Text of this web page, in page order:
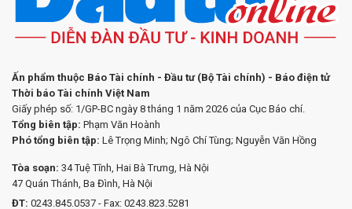
Ấn phẩm thuộc Báo Tài chính - Đầu tư (Bộ Tài chính) - Báo điện tử
Thời báo Tài chính Việt Nam
Giấy phép số: 1/GP-BC ngày 8 tháng 1 năm 2026 của Cục Báo chí.
Tổng biên tập: Phạm Văn Hoành
Phó tổng biên tập: Lê Trọng Minh; Ngô Chí Tùng; Nguyễn Văn Hồng
Tòa soạn: 34 Tuệ Tĩnh, Hai Bà Trưng, Hà Nội
47 Quán Thánh, Ba Đình, Hà Nội
ĐT: 0243.845.0537 - Fax: 0243.823.5281